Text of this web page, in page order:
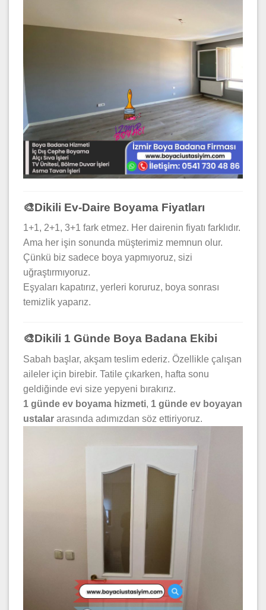
🎨Dikili Ev-Daire Boyama Fiyatları
1+1, 2+1, 3+1 fark etmez. Her dairenin fiyatı farklıdır.
Ama her işin sonunda müşterimiz memnun olur.
Çünkü biz sadece boya yapmıyoruz, sizi
uğraştırmıyoruz.
Eşyaları kapatırız, yerleri koruruz, boya sonrası
temizlik yaparız.
🎨Dikili 1 Günde Boya Badana Ekibi
Sabah başlar, akşam teslim ederiz. Özellikle çalışan
aileler için birebir. Tatile çıkarken, hafta sonu
geldiğinde evi size yepyeni bırakırız.
1 günde ev boyama hizmeti, 1 günde ev boyayan
ustalar arasında adımızdan söz ettiriyoruz.